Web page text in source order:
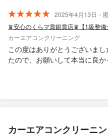
2025年4月13日・
♛安心のくらマ賞銀賞店♛【1級整備
カーエアコンクリーニング
この度はありがとうございま
たので、お願いして本当に良か
カーエアコンクリーニ